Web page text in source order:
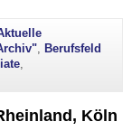
, Berufsfeld
,
Köln